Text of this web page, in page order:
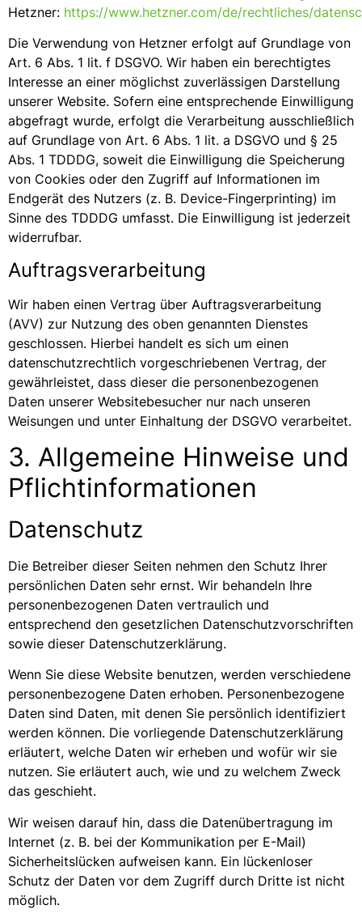
Hetzner: https://www.hetzner.com/de/rechtliches/
Die Verwendung von Hetzner erfolgt auf Grundlage von
Art. 6 Abs. 1 lit. f DSGVO. Wir haben ein berechtigtes
Interesse an einer möglichst zuverlässigen Darstellung
unserer Website. Sofern eine entsprechende Einwilligung
abgefragt wurde, erfolgt die Verarbeitung ausschließlich
auf Grundlage von Art. 6 Abs. 1 lit. a DSGVO und § 25
Abs. 1 TDDDG, soweit die Einwilligung die Speicherung
von Cookies oder den Zugriff auf Informationen im
Endgerät des Nutzers (z. B. Device-Fingerprinting) im
Sinne des TDDDG umfasst. Die Einwilligung ist jederzeit
widerrufbar.
Auftragsverarbeitung
Wir haben einen Vertrag über Auftragsverarbeitung
(AVV) zur Nutzung des oben genannten Dienstes
geschlossen. Hierbei handelt es sich um einen
datenschutzrechtlich vorgeschriebenen Vertrag, der
gewährleistet, dass dieser die personenbezogenen
Daten unserer Websitebesucher nur nach unseren
Weisungen und unter Einhaltung der DSGVO verarbeitet.
3. Allgemeine Hinweise und
Pflicht­informationen
Datenschutz
Die Betreiber dieser Seiten nehmen den Schutz Ihrer
persönlichen Daten sehr ernst. Wir behandeln Ihre
personenbezogenen Daten vertraulich und
entsprechend den gesetzlichen Datenschutzvorschriften
sowie dieser Datenschutzerklärung.
Wenn Sie diese Website benutzen, werden verschiedene
personenbezogene Daten erhoben. Personenbezogene
Daten sind Daten, mit denen Sie persönlich identifiziert
werden können. Die vorliegende Datenschutzerklärung
erläutert, welche Daten wir erheben und wofür wir sie
nutzen. Sie erläutert auch, wie und zu welchem Zweck
das geschieht.
Wir weisen darauf hin, dass die Datenübertragung im
Internet (z. B. bei der Kommunikation per E-Mail)
Sicherheitslücken aufweisen kann. Ein lückenloser
Schutz der Daten vor dem Zugriff durch Dritte ist nicht
möglich.